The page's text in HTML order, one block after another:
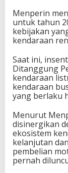
Menperin
untuk tahun
kebijakan
kendaraan
Saat ini,
Ditanggung
kendaraan
kendaraan
yang berlaku
Menurut
disinergikan
ekosistem
kelanjutan
pembelian
pernah